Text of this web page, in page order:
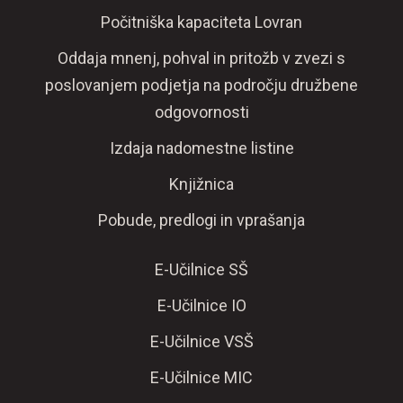
Počitniška kapaciteta Lovran
Oddaja mnenj, pohval in pritožb v zvezi s
poslovanjem podjetja na področju družbene
odgovornosti
Izdaja nadomestne listine
Knjižnica
Pobude, predlogi in vprašanja
E-Učilnice SŠ
E-Učilnice IO
E-Učilnice VSŠ
E-Učilnice MIC